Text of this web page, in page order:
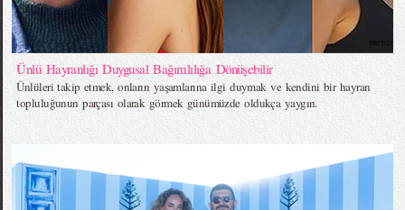
Ünlü Hayranlığı Duygusal Bağımlılığa Dönüşebilir
Ünlüleri takip etmek, onların yaşamlarına ilgi duymak ve kendini bir hayran
topluluğunun parçası olarak görmek günümüzde oldukça yaygın.